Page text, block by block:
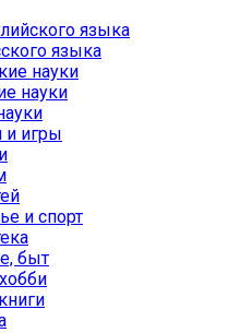
языка
языка
науки
науки
и игры
и спорт
быт